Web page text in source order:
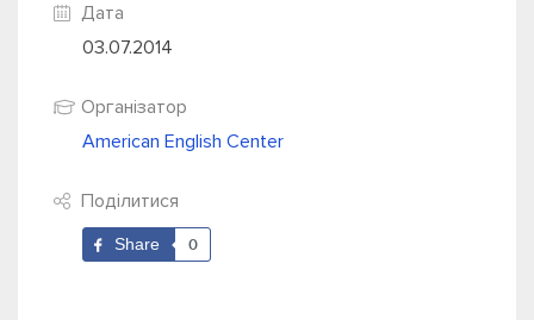
Дата
03.07.2014
Організатор
American English Center
Поділитися
Share 0